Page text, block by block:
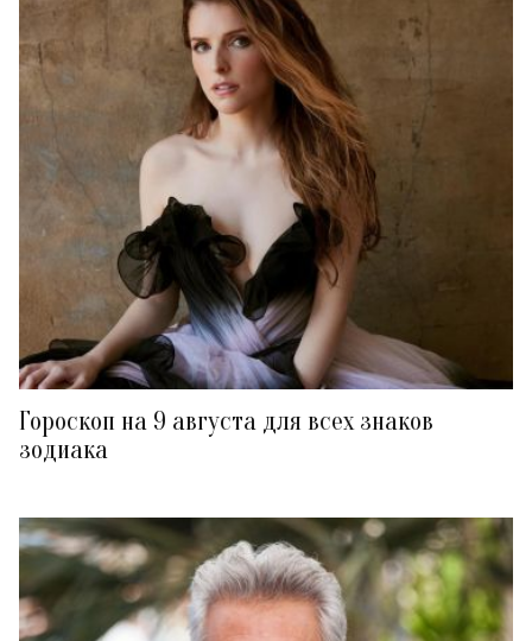
Гороскоп на 9 августа для всех знаков
зодиака